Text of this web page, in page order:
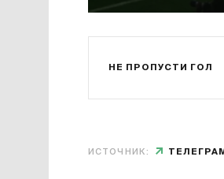
НЕ ПРОПУСТИ ГОЛ
ИСТОЧНИК: